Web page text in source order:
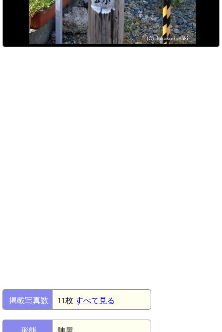
掲載写真数 11枚 すべて見る